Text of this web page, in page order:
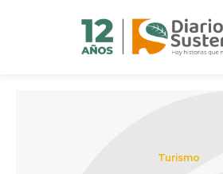
Turismo